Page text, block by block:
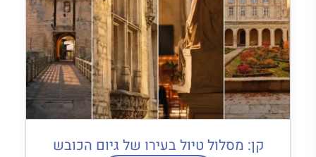
קן: מסלול טיול בעירו של גיום הכובש